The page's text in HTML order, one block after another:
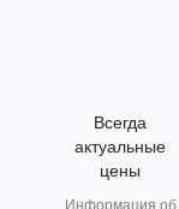
Всегда
актуальные
цены